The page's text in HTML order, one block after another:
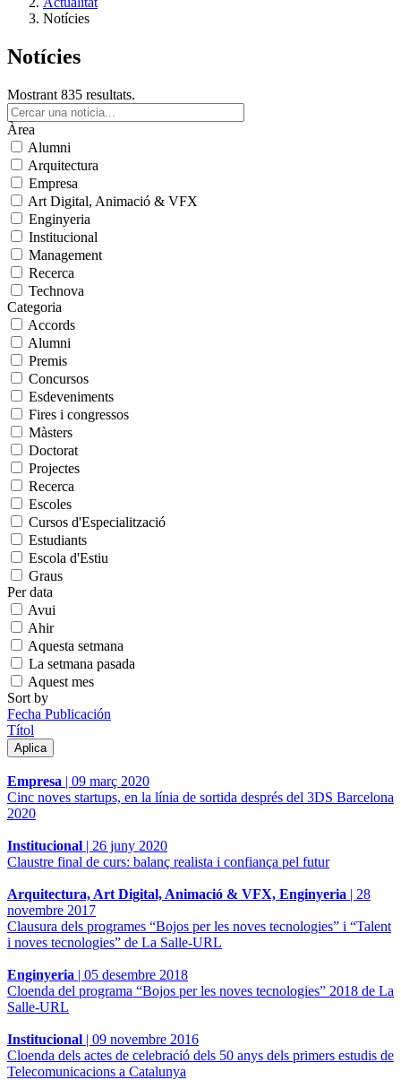
Notícies
Notícies
Mostrant 835 resultats.
Àrea
Alumni
Arquitectura
Empresa
Art Digital, Animació & VFX
Enginyeria
Institucional
Management
Recerca
Technova
Categoria
Accords
Alumni
Premis
Concursos
Esdeveniments
Fires i congressos
Màsters
Doctorat
Projectes
Recerca
Escoles
Cursos d'Especialització
Estudiants
Escola d'Estiu
Graus
Per data
Avui
Ahir
Aquesta setmana
La setmana pasada
Aquest mes
Sort by
Fecha Publicación
Títol
Empresa | 09 març 2020
Cinc noves startups, en la línia de sortida després del 3DS Barcelona
2020
Institucional | 26 juny 2020
Claustre final de curs: balanç realista i confiança pel futur
Arquitectura, Art Digital, Animació & VFX, Enginyeria | 28
novembre 2017
Clausura dels programes “Bojos per les noves tecnologies” i “Talent
i noves tecnologies” de La Salle-URL
Enginyeria | 05 desembre 2018
Cloenda del programa “Bojos per les noves tecnologies” 2018 de La
Salle-URL
Institucional | 09 novembre 2016
Cloenda dels actes de celebració dels 50 anys dels primers estudis de
Telecomunicacions a Catalunya